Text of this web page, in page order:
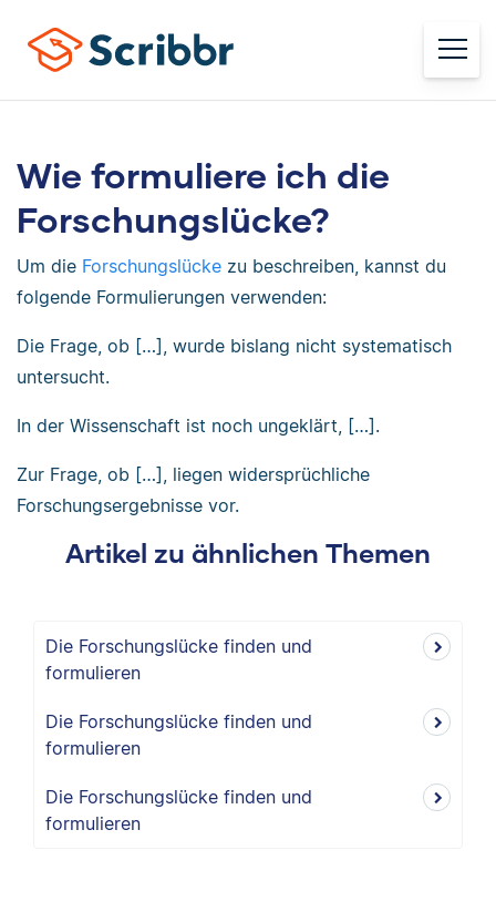
Wie formuliere ich die
Forschungslücke?
Um die Forschungslücke zu beschreiben, kannst du
folgende Formulierungen verwenden:
Die Frage, ob […], wurde bislang nicht systematisch
untersucht.
In der Wissenschaft ist noch ungeklärt, […].
Zur Frage, ob […], liegen widersprüchliche
Forschungsergebnisse vor.
Artikel zu ähnlichen Themen
Die Forschungslücke finden und
formulieren
Die Forschungslücke finden und
formulieren
Die Forschungslücke finden und
formulieren